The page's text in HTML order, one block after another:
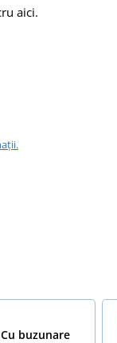
aici.
Cu buzunare